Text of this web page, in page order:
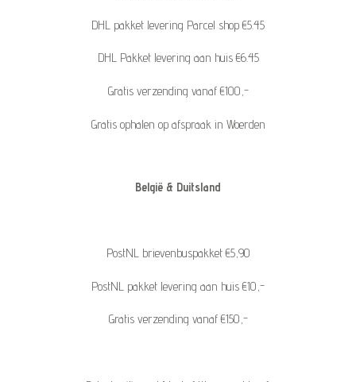
DHL pakket levering Parcel shop €5.45
DHL Pakket levering aan huis €6.45
Gratis verzending vanaf €100,-
Gratis ophalen op afspraak in Woerden
België & Duitsland
PostNL brievenbuspakket €5,90
PostNL pakket levering aan huis €10,-
Gratis verzending vanaf €150,-